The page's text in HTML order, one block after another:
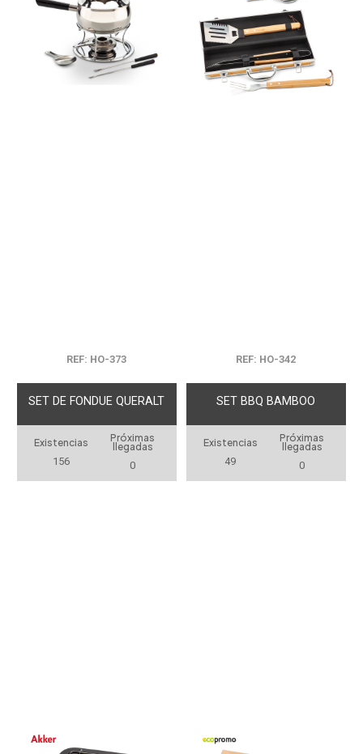
REF: HO-373
SET DE FONDUE QUERALT
Existencias
156
Próximas
llegadas
0
REF: HO-342
SET BBQ BAMBOO
Existencias
49
Próximas
llegadas
0